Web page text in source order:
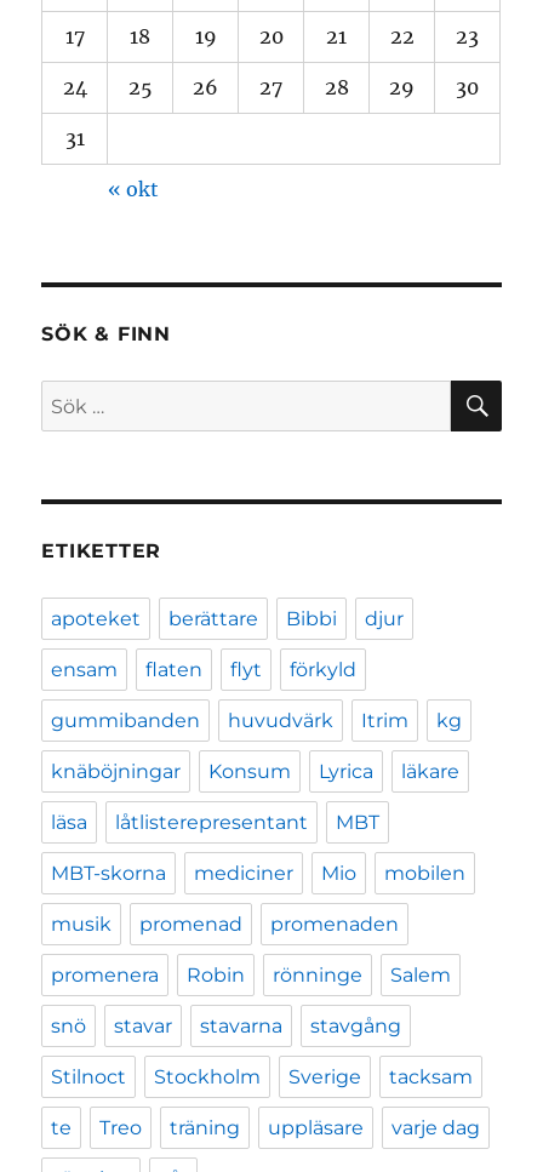
17 18 19 20 21 22 23
24 25 26 27 28 29 30
31
« okt
SÖK & FINN
Sök
efter:
ETIKETTER
apoteket berättare Bibbi djur
ensam flaten flyt förkyld
gummibanden huvudvärk Itrim kg
knäböjningar Konsum Lyrica läkare
läsa låtlisterepresentant MBT
MBT-skorna mediciner Mio mobilen
musik promenad promenaden
promenera Robin rönninge Salem
snö stavar stavarna stavgång
Stilnoct Stockholm Sverige tacksam
te Treo träning uppläsare varje dag